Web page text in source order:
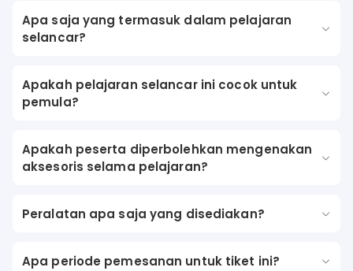
Apa saja yang termasuk dalam pelajaran
selancar?
Apakah pelajaran selancar ini cocok untuk
pemula?
Apakah peserta diperbolehkan mengenakan
aksesoris selama pelajaran?
Peralatan apa saja yang disediakan?
Apa periode pemesanan untuk tiket ini?